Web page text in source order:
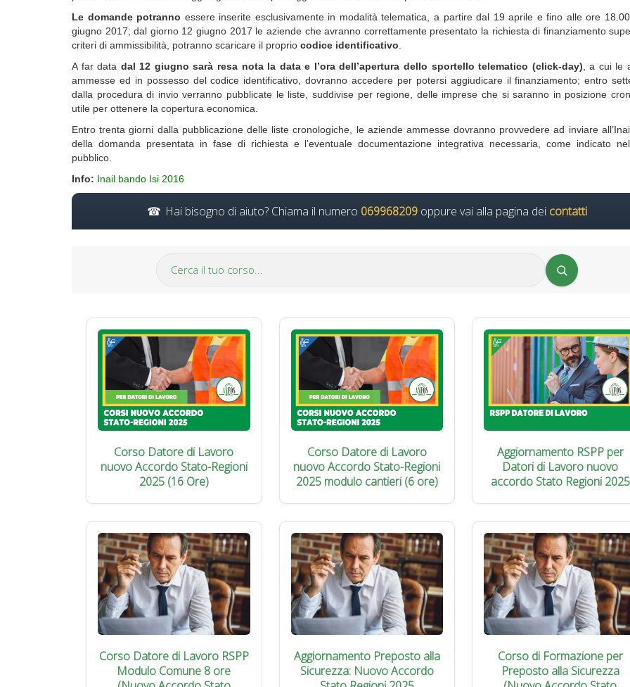
Le domande potranno essere inserite esclusivamente in modalità telematica, a partire dal 19 aprile e fino alle ore
giugno 2017; dal giorno 12 giugno 2017 le aziende che avranno correttamente presentato la richiesta di finanziamento
criteri di ammissibilità, potranno scaricare il proprio codice identificativo
A far data dal 12 giugno sarà resa nota la data e l’ora dell’apertura dello sportello telematico (click-day) , a cui le
ammesse ed in possesso del codice identificativo, dovranno accedere per potersi aggiudicare il finanziamento; entro
dalla procedura di invio verranno pubblicate le liste, suddivise per regione, delle imprese che si saranno in posizione
utile per ottenere la copertura economica.
Entro trenta giorni dalla pubblicazione delle liste cronologiche, le aziende ammesse dovranno provvedere ad inviare
della domanda presentata in fase di richiesta e l’eventuale documentazione integrativa necessaria, come indicato
pubblico.
Info: Inail bando Isi 2016
Hai bisogno di aiuto? Chiama il numero 069968209 oppure vai alla pagina dei contatti
Corso Datore di Lavoro
nuovo Accordo Stato-Regioni
2025 (16 Ore)
Corso Datore di Lavoro
nuovo Accordo Stato-Regioni
2025 modulo cantieri (6 ore)
Aggiornamento RSPP per
Datori di Lavoro nuovo
accordo Stato Regioni 2025
Corso Datore di Lavoro RSPP
Modulo Comune 8 ore
Aggiornamento Preposto alla
Sicurezza: Nuovo Accordo
Corso di Formazione per
Preposto alla Sicurezza